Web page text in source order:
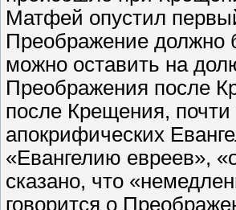
Матфей опустил
Преображение должно
можно оставить на
Преображения после
после Крещения,
апокрифических
«Евангелию евреев»,
сказано, что
говорится о